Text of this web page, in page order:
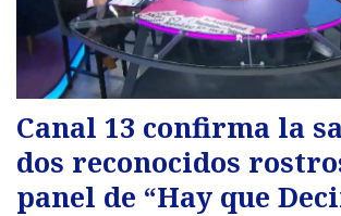
Canal 13 confirma la
dos reconocidos
panel de “Hay que